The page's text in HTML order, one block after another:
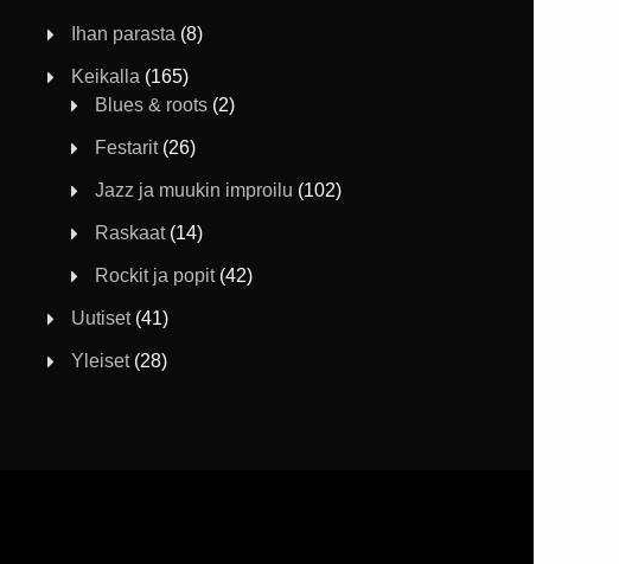
Ihan parasta (8)
Keikalla (165)
Blues & roots(2)
Festarit(26)
Jazz ja muukin improilu (102)
Raskaat(14)
Rockit ja popit(42)
Uutiset(41)
Yleiset(28)